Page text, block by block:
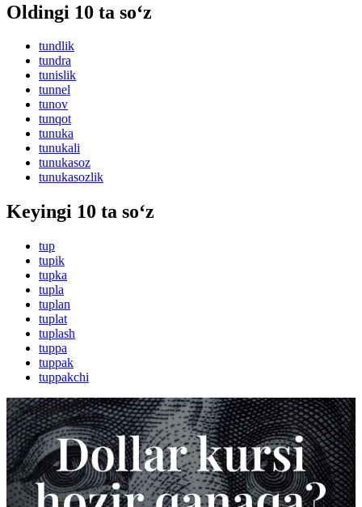
Oldingi 10 ta so‘z
tundlik
tundra
tunislik
tunnel
tunov
tunqot
tunuka
tunukali
tunukasoz
tunukasozlik
Keyingi 10 ta so‘z
tup
tupik
tupka
tupla
tuplan
tuplat
tuplash
tuppa
tuppak
tuppakchi